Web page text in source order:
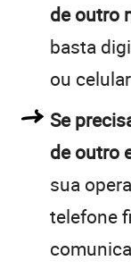
de outro
basta
ou
Se
de outro
sua
telefone